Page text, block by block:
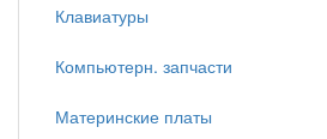
Клавиатуры
Компьютерн. запчасти
Материнские платы